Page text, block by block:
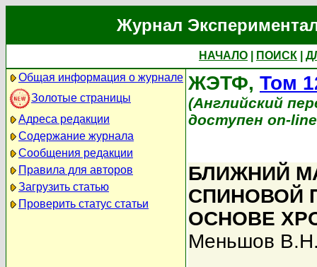
Журнал
НАЧАЛО ПОИСК
Общая информация о журнале
Золотые страницы
Адреса редакции
Содержание журнала
Сообщения редакции
Правила для авторов
Загрузить статью
Проверить статус статьи
ЖЭТФ, Том
(Английский
доступен on-
БЛИЖНИЙ
СПИНОВОЙ
ОСНОВЕ
Меньшов